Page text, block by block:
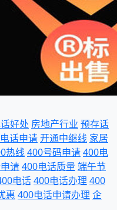
好处 房地产行业 预存话
话申请开通中继线 家居
热线400号码申请400电
请400电话质量端午节
电话400电话办理 400
惠 400电话申请办理 企